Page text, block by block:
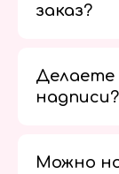
заказ?
Делаете
надписи?
Можно